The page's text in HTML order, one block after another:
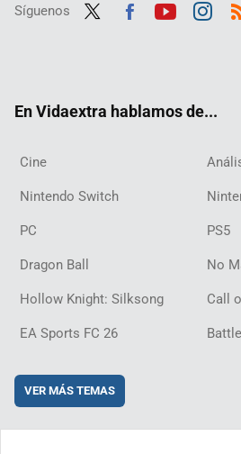
Síguenos
En Vidaextra hablamos de...
Cine
Nintendo Switch
PC PS5
Dragon Ball No
Hollow Knight: Silksong Call
EA Sports FC 26
VER MÁS TEMAS